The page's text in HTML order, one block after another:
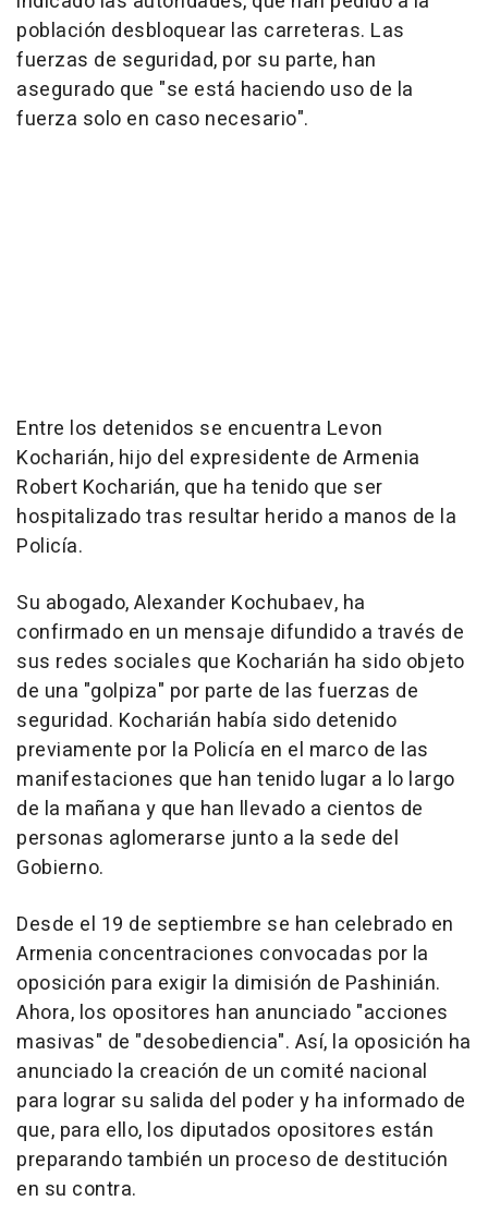
población desbloquear las carreteras. Las
fuerzas de seguridad, por su parte, han
asegurado que "se está haciendo uso de la
fuerza solo en caso necesario".
Entre los detenidos se encuentra Levon
Kocharián, hijo del expresidente de Armenia
Robert Kocharián, que ha tenido que ser
hospitalizado tras resultar herido a manos de la
Policía.
Su abogado, Alexander Kochubaev, ha
confirmado en un mensaje difundido a través de
sus redes sociales que Kocharián ha sido objeto
de una "golpiza" por parte de las fuerzas de
seguridad. Kocharián había sido detenido
previamente por la Policía en el marco de las
manifestaciones que han tenido lugar a lo largo
de la mañana y que han llevado a cientos de
personas aglomerarse junto a la sede del
Gobierno.
Desde el 19 de septiembre se han celebrado en
Armenia concentraciones convocadas por la
oposición para exigir la dimisión de Pashinián.
Ahora, los opositores han anunciado "acciones
masivas" de "desobediencia". Así, la oposición ha
anunciado la creación de un comité nacional
para lograr su salida del poder y ha informado de
que, para ello, los diputados opositores están
preparando también un proceso de destitución
en su contra.